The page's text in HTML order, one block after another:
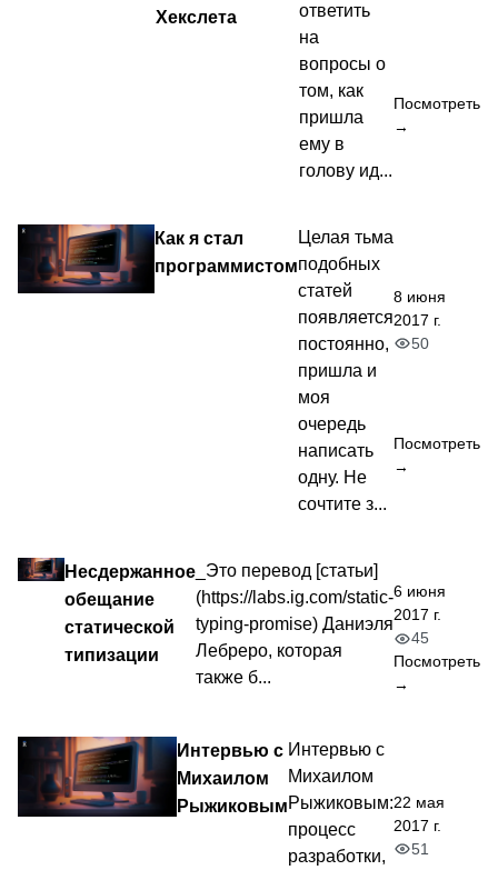
Хекслета
ответить
на
вопросы о
том, как
пришла
ему в
голову ид...
Посмотреть
→
Как я стал
программистом
Целая тьма
подобных
статей
появляется
постоянно,
пришла и
моя
очередь
написать
одну. Не
сочтите з...
8 июня
2017 г.
50
Посмотреть
→
Несдержанное
обещание
статической
типизации
_Это перевод [статьи]
(https://labs.ig.com/static-
typing-promise) Даниэля
Лебреро, которая
также б...
6 июня
2017 г.
45
Посмотреть
→
Интервью с
Михаилом
Рыжиковым
Интервью с
Михаилом
Рыжиковым:
процесс
разработки,
22 мая
2017 г.
51